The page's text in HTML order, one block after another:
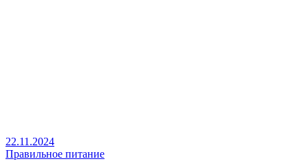
22.11.2024
Правильное питание